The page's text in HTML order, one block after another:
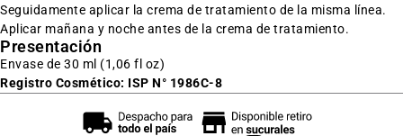
Seguidamente aplicar la crema de tratamiento de la misma línea.
Aplicar mañana y noche antes de la crema de tratamiento.
Presentación
Envase de 30 ml (1,06 fl oz)
Registro Cosmético: ISP N° 1986C-8